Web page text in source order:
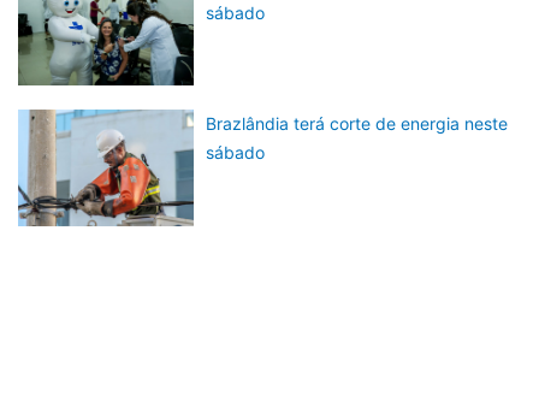
sábado
Brazlândia terá corte de energia neste
sábado